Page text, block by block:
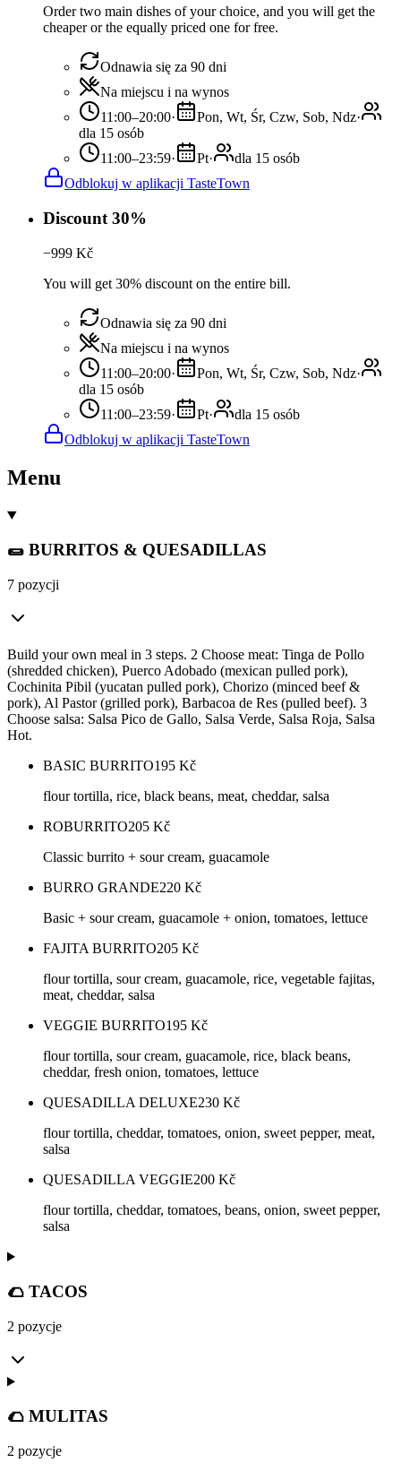
Order two main dishes of your choice, and you will get the
cheaper or the equally priced one for free.
Odnawia się za 90 dni
Na miejscu i na wynos
11:00–20:00· Pon, Wt, Śr, Czw, Sob, Ndz·
dla 15 osób
11:00–23:59· Pt·
dla 15 osób
Odblokuj w aplikacji TasteTown
Discount 30%
−999 Kč
You will get 30% discount on the entire bill.
Odnawia się za 90 dni
Na miejscu i na wynos
11:00–20:00· Pon, Wt, Śr, Czw, Sob, Ndz·
dla 15 osób
11:00–23:59· Pt·
dla 15 osób
Odblokuj w aplikacji TasteTown
Menu
🌯 BURRITOS & QUESADILLAS
7 pozycji
Build your own meal in 3 steps. 2 Choose meat: Tinga de Pollo
(shredded chicken), Puerco Adobado (mexican pulled pork),
Cochinita Pibil (yucatan pulled pork), Chorizo (minced beef &
pork), Al Pastor (grilled pork), Barbacoa de Res (pulled beef). 3
Choose salsa: Salsa Pico de Gallo, Salsa Verde, Salsa Roja, Salsa
Hot.
BASIC BURRITO195 Kč
flour tortilla, rice, black beans, meat, cheddar, salsa
ROBURRITO205 Kč
Classic burrito + sour cream, guacamole
BURRO GRANDE220 Kč
Basic + sour cream, guacamole + onion, tomatoes, lettuce
FAJITA BURRITO205 Kč
flour tortilla, sour cream, guacamole, rice, vegetable fajitas,
meat, cheddar, salsa
VEGGIE BURRITO195 Kč
flour tortilla, sour cream, guacamole, rice, black beans,
cheddar, fresh onion, tomatoes, lettuce
QUESADILLA DELUXE230 Kč
flour tortilla, cheddar, tomatoes, onion, sweet pepper, meat,
salsa
QUESADILLA VEGGIE200 Kč
flour tortilla, cheddar, tomatoes, beans, onion, sweet pepper,
salsa
🌮 TACOS
2 pozycje
🌮 MULITAS
2 pozycje